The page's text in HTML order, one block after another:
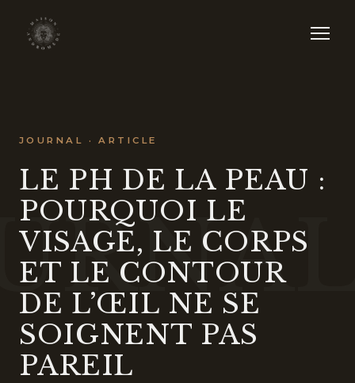
JOURNAL · ARTICLE
LE PH DE LA PEAU :
POURQUOI LE
VISAGE, LE CORPS
ET LE CONTOUR
DE L’ŒIL NE SE
SOIGNENT PAS
PAREIL